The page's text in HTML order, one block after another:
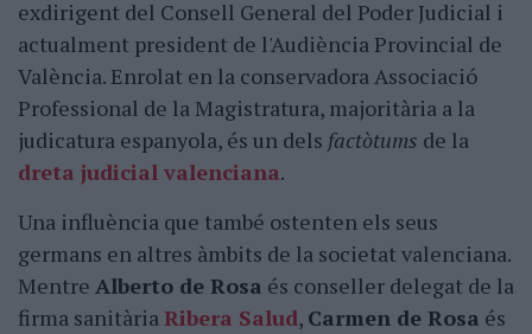
exdirigent del Consell General del Poder Judicial i
actualment president de l'Audiència Provincial de
València. Enrolat en la conservadora Associació
Professional de la Magistratura, majoritària a la
judicatura espanyola, és un dels factòtums de la
dreta judicial valenciana.
Una influència que també ostenten els seus
germans en altres àmbits de la societat valenciana.
Mentre Alberto de Rosa és conseller delegat de la
firma sanitàriaRibera Salud, Carmen de Rosa és